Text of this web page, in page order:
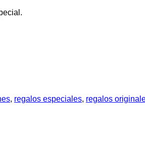
, regalos especiales, regalos